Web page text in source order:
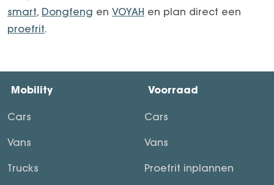
smart, Dongfeng en VOYAH en plan direct een
proefrit.
Mobility
Cars
Vans
Trucks
Voorraad
Cars
Vans
Proefrit inplannen